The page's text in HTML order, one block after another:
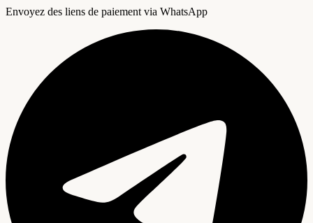
Envoyez des liens de paiement via WhatsApp